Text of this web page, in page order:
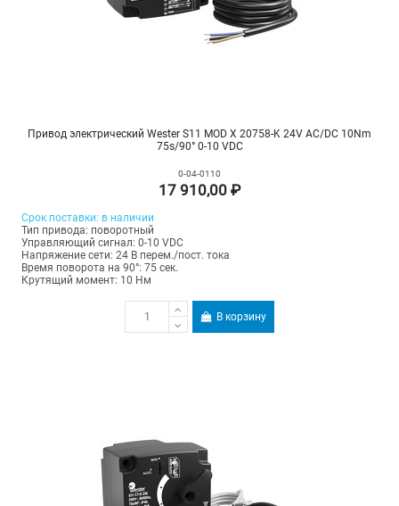
Привод электрический Wester S11 MOD X 20758-K 24V AC/DC 10Nm
75s/90° 0-10 VDC
0-04-0110
17 910,00 ₽
Срок поставки: в наличии
Тип привода: поворотный
Управляющий сигнал: 0-10 VDC
Напряжение сети: 24 В перем./пост. тока
Время поворота на 90°: 75 сек.
Крутящий момент: 10 Нм
В корзину